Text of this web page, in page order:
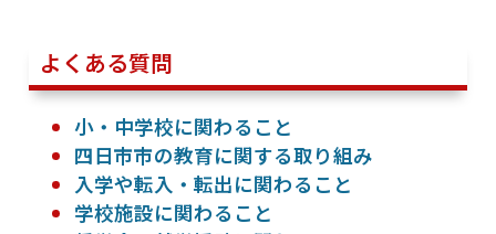
よくある質問
小・中学校に関わること
四日市市の教育に関する取り組み
入学や転入・転出に関わること
学校施設に関わること